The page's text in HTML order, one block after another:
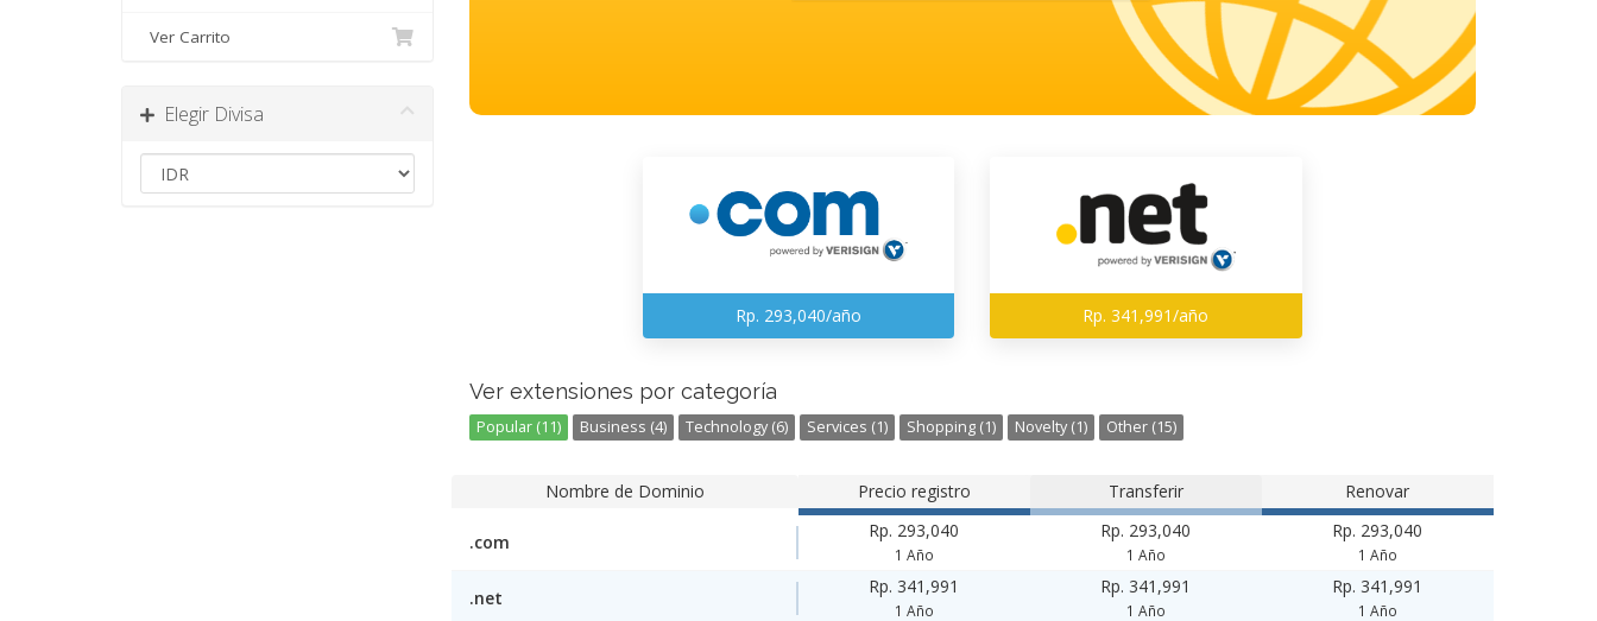
Ver Carrito
Elegir Divisa
Rp. 293,040/año Rp. 341,991/año
Ver extensiones por categoría
Popular (11) Business (4) Technology (6) Services (1) Shopping (1) Novelty (1) Other (15)
Nombre de Dominio Precio registro Transferir Renovar
.com
Rp. 293,040
1 Año
Rp. 293,040
1 Año
Rp. 293,040
1 Año
.net
Rp. 341,991
1 Año
Rp. 341,991
1 Año
Rp. 341,991
1 Año